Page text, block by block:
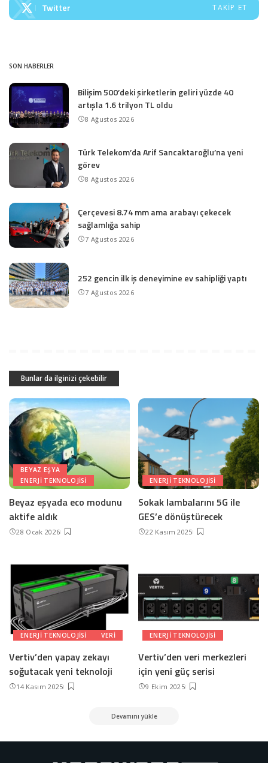
Twitter TAKIP ET
SON HABERLER
Bilişim 500’deki şirketlerin geliri yüzde 40
artışla 1.6 trilyon TL oldu
8 Ağustos 2026
Türk Telekom’da Arif Sancaktaroğlu’na yeni
görev
8 Ağustos 2026
Çerçevesi 8.74 mm ama arabayı çekecek
sağlamlığa sahip
7 Ağustos 2026
252 gencin ilk iş deneyimine ev sahipliği yaptı
7 Ağustos 2026
Bunlar da ilginizi çekebilir
BEYAZ EŞYA
ENERJI TEKNOLOJISI
Beyaz eşyada eco modunu
aktife aldık
28 Ocak 2026
ENERJI TEKNOLOJISI
Sokak lambalarını 5G ile
GES’e dönüştürecek
22 Kasım 2025
ENERJI TEKNOLOJISI VERI
Vertiv’den yapay zekayı
soğutacak yeni teknoloji
14 Kasım 2025
ENERJI TEKNOLOJISI
Vertiv’den veri merkezleri
için yeni güç serisi
9 Ekim 2025
Devamını yükle